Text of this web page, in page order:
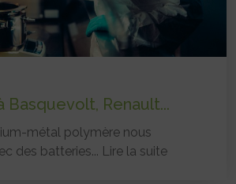
Basquevolt, Renault...
métal polymère nous
des batteries... Lire la suite